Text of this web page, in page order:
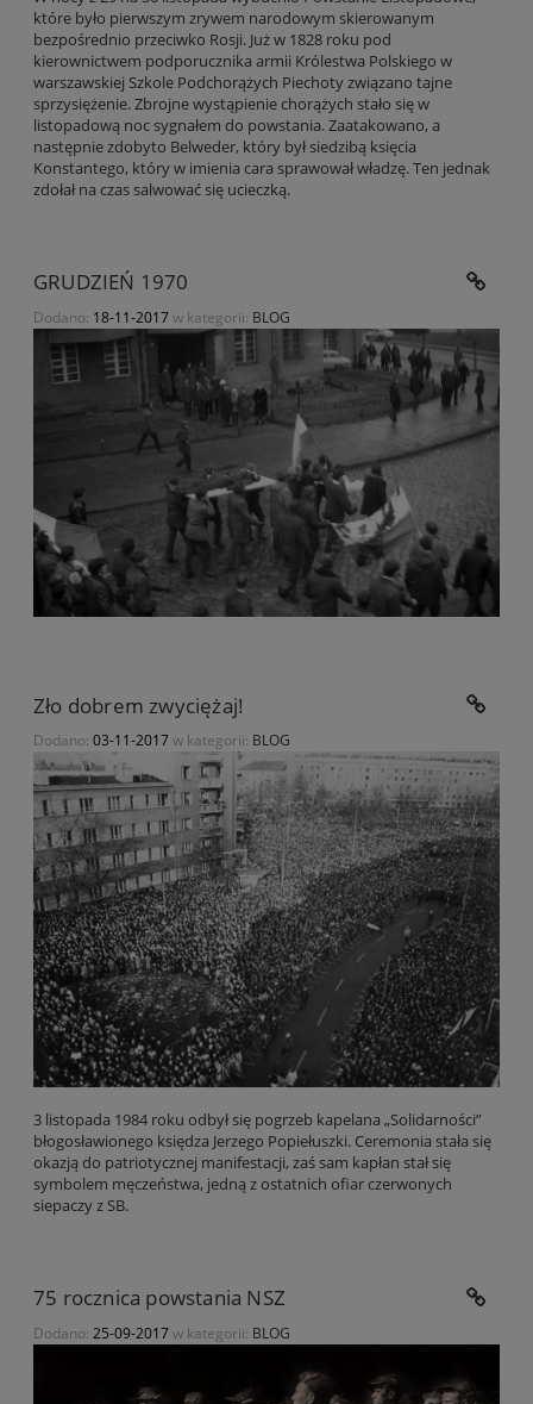
które było pierwszym zrywem narodowym skierowanym
bezpośrednio przeciwko Rosji. Już w 1828 roku pod
kierownictwem podporucznika armii Królestwa Polskiego w
warszawskiej Szkole Podchorążych Piechoty związano tajne
sprzysiężenie. Zbrojne wystąpienie chorążych stało się w
listopadową noc sygnałem do powstania. Zaatakowano, a
następnie zdobyto Belweder, który był siedzibą księcia
Konstantego, który w imienia cara sprawował władzę. Ten jednak
zdołał na czas salwować się ucieczką.
GRUDZIEŃ 1970
Dodano: 18-11-2017w kategorii: BLOG
Zło dobrem zwyciężaj!
Dodano: 03-11-2017w kategorii: BLOG
3 listopada 1984 roku odbył się pogrzeb kapelana „Solidarności”
błogosławionego księdza Jerzego Popiełuszki. Ceremonia stała się
okazją do patriotycznej manifestacji, zaś sam kapłan stał się
symbolem męczeństwa, jedną z ostatnich ofiar czerwonych
siepaczy z SB.
75 rocznica powstania NSZ
Dodano: 25-09-2017w kategorii: BLOG